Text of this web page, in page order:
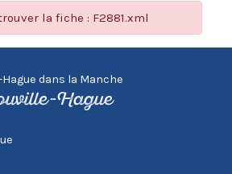
la fiche : F2881.xml
Hague